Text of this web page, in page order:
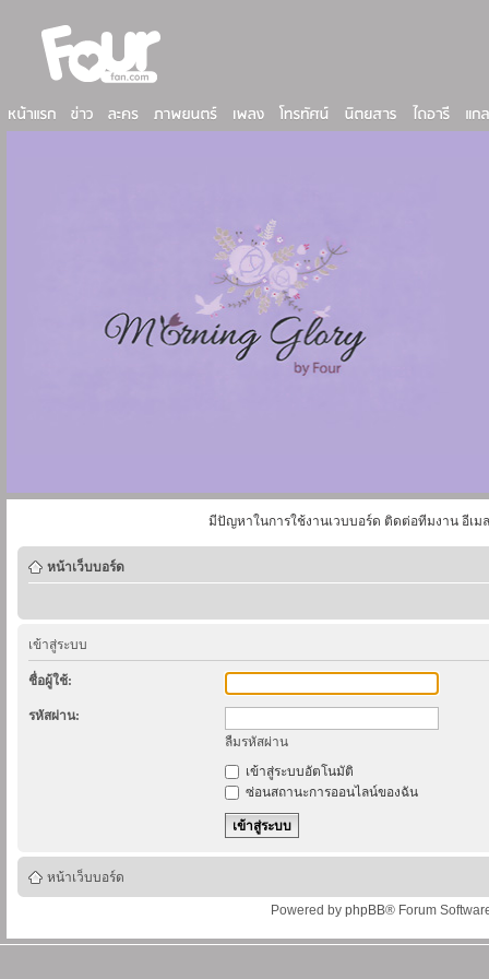
มีปัญหาในการใช้งานเวบบอร์ด ติดต่อทีมงาน อีเม
หน้าเว็บบอร์ด
เข้าสู่ระบบ
ชื่อผู้ใช้:
รหัสผ่าน:
ลืมรหัสผ่าน
เข้าสู่ระบบอัตโนมัติ
ซ่อนสถานะการออนไลน์ของฉัน
หน้าเว็บบอร์ด
Powered by phpBB® Forum